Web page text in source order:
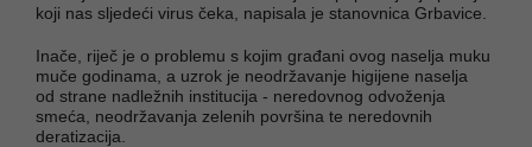
koji nas sljedeći virus čeka, napisala je stanovnica Grbavice.
Inače, riječ je o problemu s kojim građani ovog naselja muku
muče godinama, a uzrok je neodržavanje higijene naselja
od strane nadležnih institucija - neredovnog odvoženja
smeća, neodržavanja zelenih površina te neredovnih
deratizacija.